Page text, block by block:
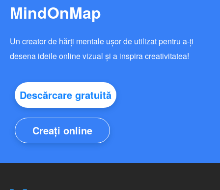
MindOnMap
Un creator de hărți mentale ușor de utilizat pentru a-ți
desena ideile online vizual și a inspira creativitatea!
Descărcare gratuită
Creați online